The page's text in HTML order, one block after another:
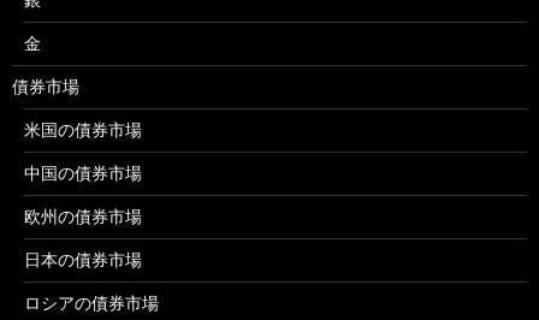
金
債券市場
米国の債券市場
中国の債券市場
欧州の債券市場
日本の債券市場
ロシアの債券市場